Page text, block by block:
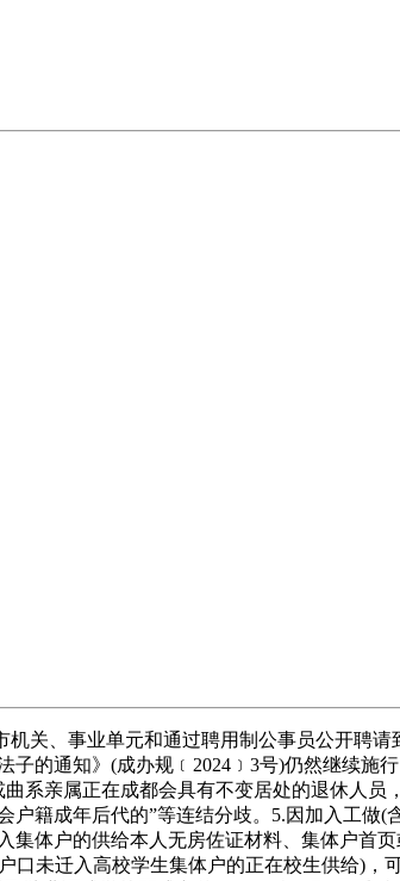
、事业单元和通过聘用制公事员公开聘请
的通知》(成办规﹝2024﹞3号)仍然继续施
系亲属正在成都会具有不变居处的退休人
籍成年后代的”等连结分歧。5.因加入工做
体户的供给本人无房佐证材料、集体户首
口未迁入高校学生集体户的正在校生供给)